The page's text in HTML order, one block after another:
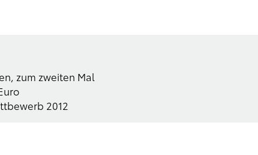
zum zweiten Mal
2012